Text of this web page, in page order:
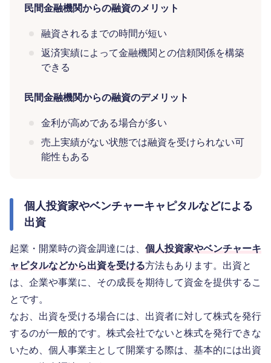
民間金融機関からの融資のメリット
融資されるまでの時間が短い
返済実績によって金融機関との信頼関係を構築
できる
民間金融機関からの融資のデメリット
金利が高めである場合が多い
売上実績がない状態では融資を受けられない可
能性もある
個人投資家やベンチャーキャピタルなどによる
出資
起業・開業時の資金調達には、 個人投資家やベンチャーキ
ャピタルなどから出資を受ける方法もあります。出資と
は、企業や事業に、その成長を期待して資金を提供するこ
とです。
なお、出資を受ける場合には、出資者に対して株式を発行
するのが一般的です。株式会社でないと株式を発行できな
いため、個人事業主として開業する際は、基本的には出資